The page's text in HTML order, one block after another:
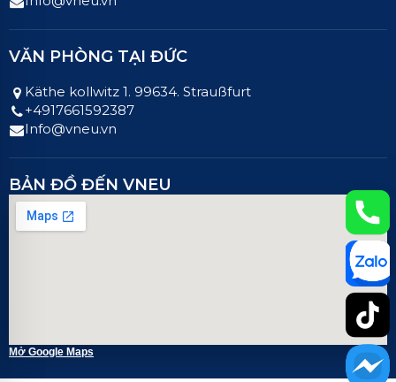
VĂN PHÒNG TẠI ĐỨC
Käthe kollwitz 1. 99634. Straußfurt
+4917661592387
Info@vneu.vn
BẢN ĐỒ ĐẾN VNEU
Mở Google Maps